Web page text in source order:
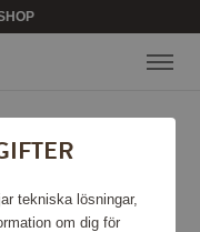
EU-I dammsugare
tekniska lösningar,
om dig för